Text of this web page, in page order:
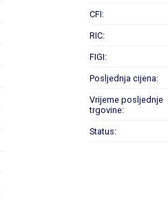
CFI:
RIC:
FIGI:
Posljednja cijena:
Vrijeme posljednje
trgovine:
Status: